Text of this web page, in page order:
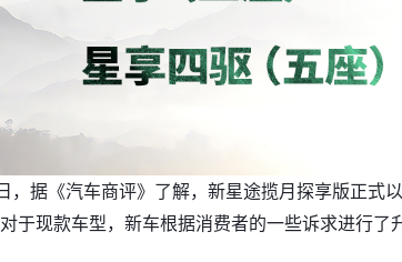
，据《汽车商评》了解，新星途揽月探享版正式
于现款车型，新车根据消费者的一些诉求进行